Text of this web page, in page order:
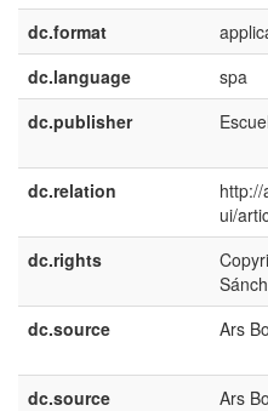
dc.format
dc.language
spa
dc.publisher
dc.relation
ui/
dc.rights
dc.source
Ars
dc.source Ars